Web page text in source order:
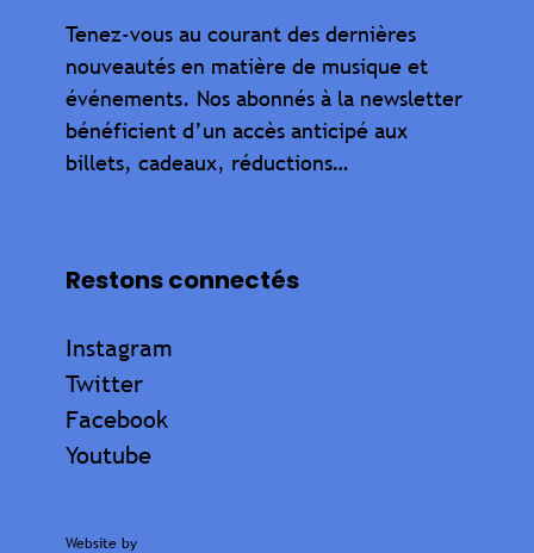
Tenez-vous au courant des dernières
nouveautés en matière de musique et
événements. Nos abonnés à la newsletter
bénéficient d’un accès anticipé aux
billets, cadeaux, réductions…
Restons connectés
Instagram
Twitter
Facebook
Youtube
Website by